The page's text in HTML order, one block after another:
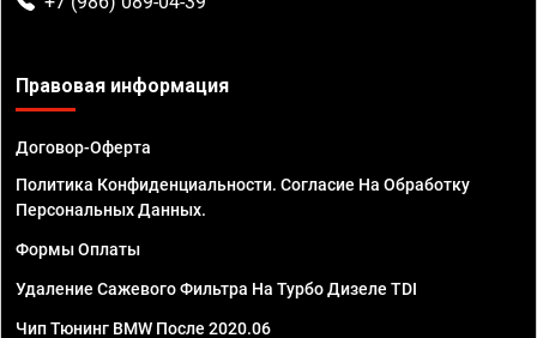
Правовая информация
Договор-Оферта
Политика Конфиденциальности. Согласие На Обработку
Персональных Данных.
Формы Оплаты
Удаление Сажевого Фильтра На Турбо Дизеле TDI
Чип Тюнинг BMW После 2020.06